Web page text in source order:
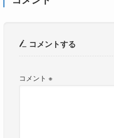
コメントする
コメント ※